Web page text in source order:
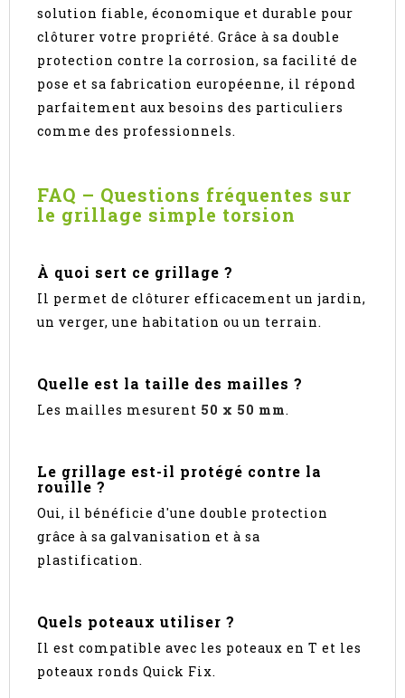
solution fiable, économique et durable pour
clôturer votre propriété. Grâce à sa double
protection contre la corrosion, sa facilité de
pose et sa fabrication européenne, il répond
parfaitement aux besoins des particuliers
comme des professionnels.
FAQ – Questions fréquentes sur
le grillage simple torsion
À quoi sert ce grillage ?
Il permet de clôturer efficacement un jardin,
un verger, une habitation ou un terrain.
Quelle est la taille des mailles ?
Les mailles mesurent 50 x 50 mm.
Le grillage est-il protégé contre la
rouille ?
Oui, il bénéficie d'une double protection
grâce à sa galvanisation et à sa
plastification.
Quels poteaux utiliser ?
Il est compatible avec les poteaux en T et les
poteaux ronds Quick Fix.